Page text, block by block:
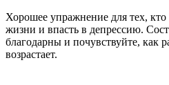
Хорошее упражнение для тех, кто
жизни и впасть в депрессию.
благодарны и почувствуйте, как
возрастает.